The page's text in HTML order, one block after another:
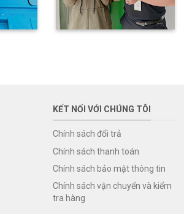
KẾT NỐI VỚI CHÚNG TÔI
Chính sách đổi trả
Chính sách thanh toán
Chính sách bảo mật thông tin
Chính sách vận chuyển và kiểm
tra hàng